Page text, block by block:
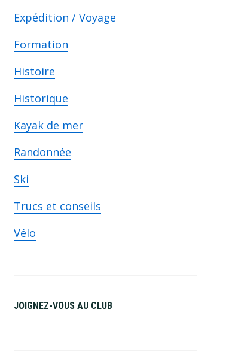
Expédition / Voyage
Formation
Histoire
Historique
Kayak de mer
Randonnée
Ski
Trucs et conseils
Vélo
JOIGNEZ-VOUS AU CLUB